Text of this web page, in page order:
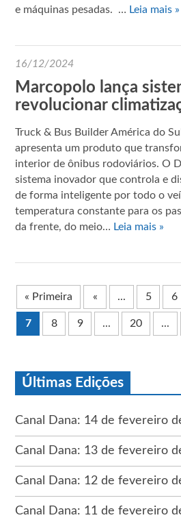
e máquinas pesadas. … Leia mais »
16/12/2024
Marcopolo lança
revolucionar
Truck & Bus Builder América do
apresenta um produto que
interior de ônibus rodoviários. O
sistema inovador que controla e
de forma inteligente por todo o
temperatura constante para os
da frente, do meio… Leia mais »
« Primeira « ... 5 6
7 8 9 ... 20 ...
Últimas Edições
Canal Dana: 14 de fevereiro
Canal Dana: 13 de fevereiro
Canal Dana: 12 de fevereiro
Canal Dana: 11 de fevereiro